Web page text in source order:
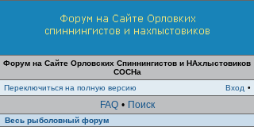
Форум на Сайте Орловских Спиннингистов и НАхлыстовиков
СОСНа
Переключиться на полную версию
Вход •
FAQ • Поиск
Весь рыболовный форум